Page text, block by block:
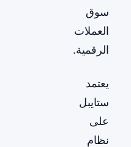
سوق
العملات
الرقمية.
يعتمد
ستايبل
على
نظام